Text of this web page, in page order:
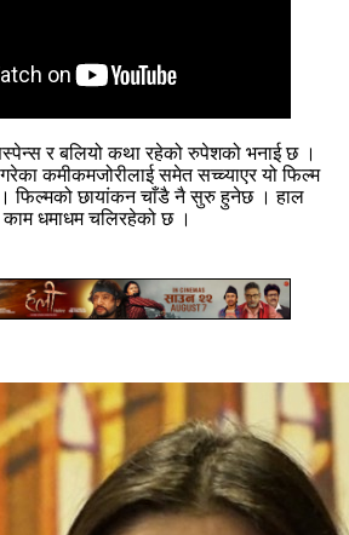
र बलियो कथा रहेको रुपेशको भनाई छ ।
कमीकमजोरीलाई समेत सच्च्याएर यो फिल्म
। फिल्मको छायांकन चाँडै नै सुरु हुनेछ । हाल
धमाधम चलिरहेको छ ।